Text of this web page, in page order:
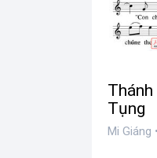
Thánh
Tụng
Mi Giáng